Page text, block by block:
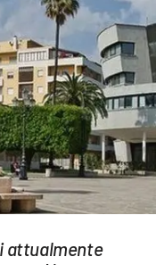
attualmente